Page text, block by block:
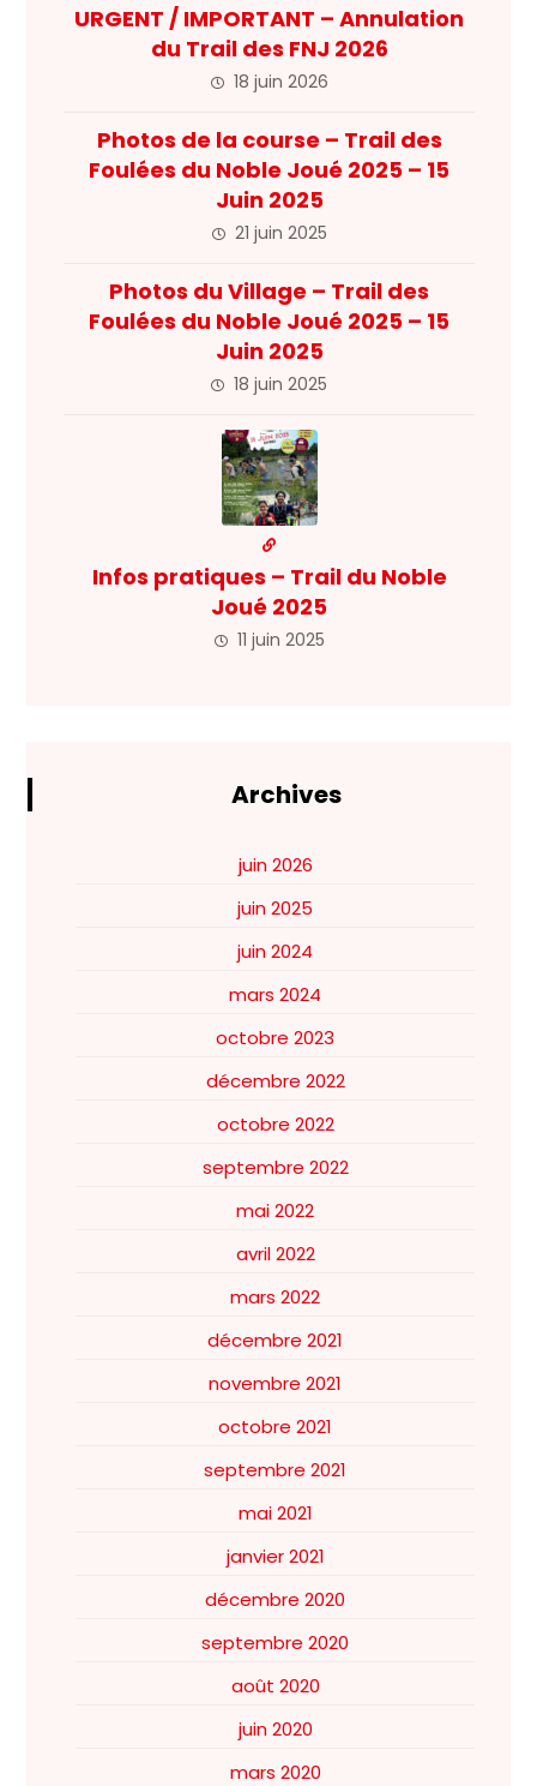
URGENT / IMPORTANT – Annulation
du Trail des FNJ 2026
18 juin 2026
Photos de la course – Trail des
Foulées du Noble Joué 2025 – 15
Juin 2025
21 juin 2025
Photos du Village – Trail des
Foulées du Noble Joué 2025 – 15
Juin 2025
18 juin 2025
Infos pratiques – Trail du Noble
Joué 2025
11 juin 2025
Archives
juin 2026
juin 2025
juin 2024
mars 2024
octobre 2023
décembre 2022
octobre 2022
septembre 2022
mai 2022
avril 2022
mars 2022
décembre 2021
novembre 2021
octobre 2021
septembre 2021
mai 2021
janvier 2021
décembre 2020
septembre 2020
août 2020
juin 2020
mars 2020